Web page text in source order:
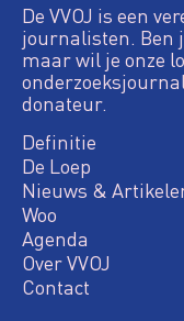
De VVOJ is een
journalisten. Ben
maar wil je onze
donateur.
Definitie
De Loep
Nieuws &
Woo
Agenda
Over VVOJ
Contact